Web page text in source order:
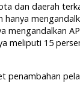
dan daerah
mengandalkan
meliputi 15
penambahan